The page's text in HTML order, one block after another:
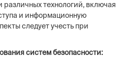
технологий, включая
и информационную
следует учесть при
систем безопасности: